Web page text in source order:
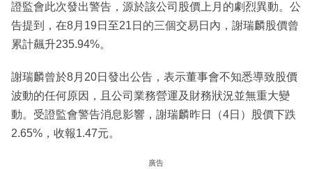
證監會此次發出警告，源於該公司股價上月的劇烈異動。公
告提到，在8月19日至21日的三個交易日內，謝瑞麟股價曾
累計飆升235.94%。
謝瑞麟曾於8月20日發出公告，表示董事會不知悉導致股價
波動的任何原因，且公司業務營運及財務狀況並無重大變
動。受證監會警告消息影響，謝瑞麟昨日（4日）股價下跌
2.65%，收報1.47元。
廣告